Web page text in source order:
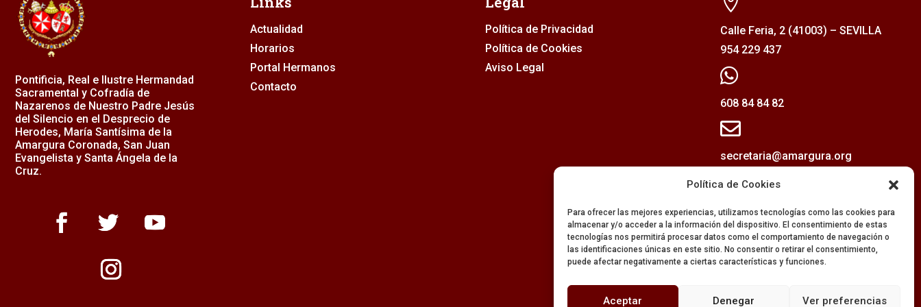
Política de Cookies
Para ofrecer las mejores experiencias, utilizamos tecnologías como las cookies para
almacenar y/o acceder a la información del dispositivo. El consentimiento de estas
tecnologías nos permitirá procesar datos como el comportamiento de navegación o
las identificaciones únicas en este sitio. No consentir o retirar el consentimiento,
puede afectar negativamente a ciertas características y funciones.
Aceptar Denegar Ver preferencias
Pontificia, Real e Ilustre Hermandad
Sacramental y Cofradía de
Nazarenos de Nuestro Padre Jesús
del Silencio en el Desprecio de
Herodes, María Santísima de la
Amargura Coronada, San Juan
Evangelista y Santa Ángela de la
Cruz.
Actualidad
Horarios
Portal Hermanos
Contacto
Política de Privacidad
Política de Cookies
Aviso Legal
Calle Feria, 2 (41003) – SEVILLA
954 229 437

608 84 84 82

secretaria@amargura.org